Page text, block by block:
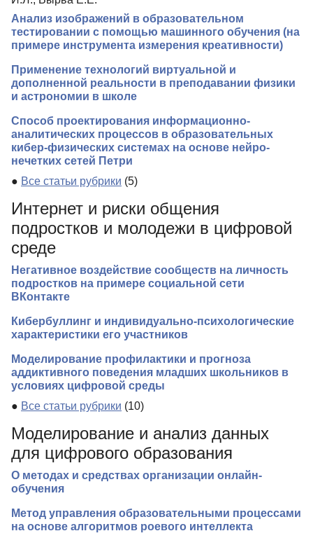
Анализ изображений в образовательном
тестировании с помощью машинного обучения (на
примере инструмента измерения креативности)
Применение технологий виртуальной и
дополненной реальности в преподавании физики
и астрономии в школе
Способ проектирования информационно-
аналитических процессов в образовательных
кибер-физических системах на основе нейро-
нечетких сетей Петри
● Все статьи рубрики (5)
Интернет и риски общения
подростков и молодежи в цифровой
среде
Негативное воздействие сообществ на личность
подростков на примере социальной сети
ВКонтакте
Кибербуллинг и индивидуально-психологические
характеристики его участников
Моделирование профилактики и прогноза
аддиктивного поведения младших школьников в
условиях цифровой среды
● Все статьи рубрики (10)
Моделирование и анализ данных
для цифрового образования
О методах и средствах организации онлайн-
обучения
Метод управления образовательными процессами
на основе алгоритмов роевого интеллекта